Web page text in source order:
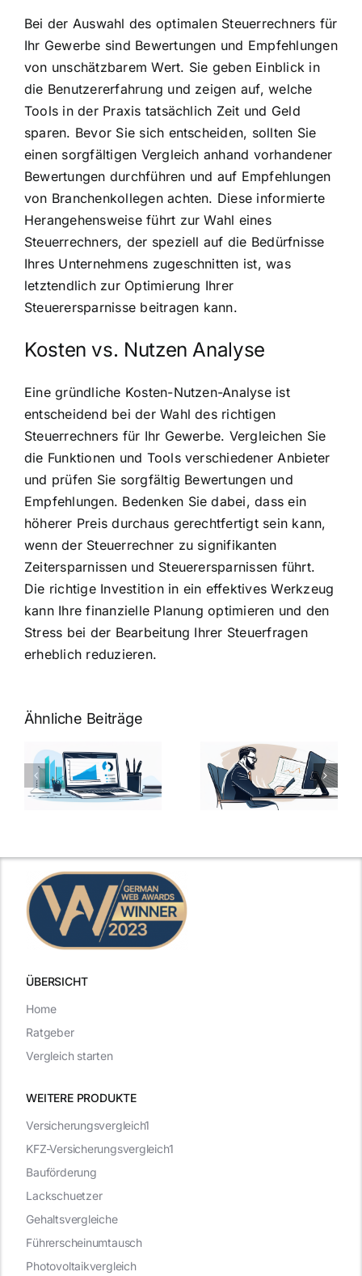
Bei der Auswahl des optimalen Steuerrechners für
Ihr Gewerbe sind Bewertungen und Empfehlungen
von unschätzbarem Wert. Sie geben Einblick in
die Benutzererfahrung und zeigen auf, welche
Tools in der Praxis tatsächlich Zeit und Geld
sparen. Bevor Sie sich entscheiden, sollten Sie
einen sorgfältigen Vergleich anhand vorhandener
Bewertungen durchführen und auf Empfehlungen
von Branchenkollegen achten. Diese informierte
Herangehensweise führt zur Wahl eines
Steuerrechners, der speziell auf die Bedürfnisse
Ihres Unternehmens zugeschnitten ist, was
letztendlich zur Optimierung Ihrer
Steuerersparnisse beitragen kann.
Kosten vs. Nutzen Analyse
Eine gründliche Kosten-Nutzen-Analyse ist
entscheidend bei der Wahl des richtigen
Steuerrechners für Ihr Gewerbe. Vergleichen Sie
die Funktionen und Tools verschiedener Anbieter
und prüfen Sie sorgfältig Bewertungen und
Empfehlungen. Bedenken Sie dabei, dass ein
höherer Preis durchaus gerechtfertigt sein kann,
wenn der Steuerrechner zu signifikanten
Zeitersparnissen und Steuerersparnissen führt.
Die richtige Investition in ein effektives Werkzeug
kann Ihre finanzielle Planung optimieren und den
Stress bei der Bearbeitung Ihrer Steuerfragen
erheblich reduzieren.
Ähnliche Beiträge
Fragen zum
Geschicktes
Ansprechen
der
Vorstellungsgespräch
Fragen: 77
Fragen und
kluge
ÜBERSICHT
WEITERE PRODUKTE
Versicherungsvergleich1
KFZ-Versicherungsvergleich1
Bauförderung
Lackschuetzer
Gehaltsvergleiche
Führerscheinumtausch
Photovoltaikvergleich
Home
Ratgeber
Vergleich starten